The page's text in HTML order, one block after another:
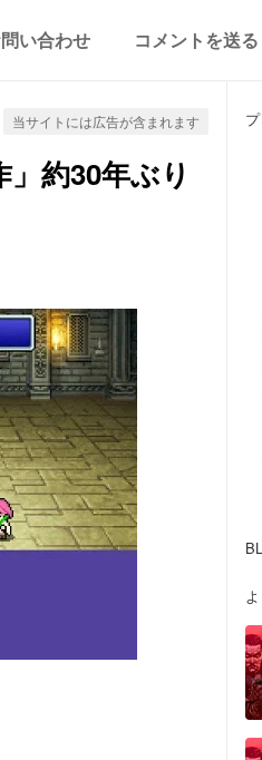
い合わせ コメントを送る
当サイトには広告が含まれます
約30年ぶり